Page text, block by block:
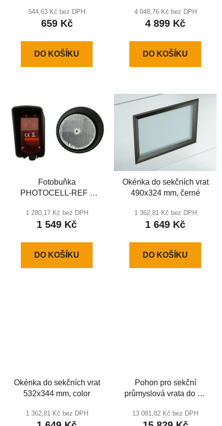
544,63 Kč bez DPH
659 Kč
DO KOŠÍKU
4 048,76 Kč bez DPH
4 899 Kč
DO KOŠÍKU
Fotobuňka
PHOTOCELL-REF s
1 280,17 Kč bez DPH
1 549 Kč
DO KOŠÍKU
Okénka do sekčních vrat
490x324 mm, černé
1 362,81 Kč bez DPH
1 649 Kč
DO KOŠÍKU
Okénka do sekčních vrat
532x344 mm, color
1 362,81 Kč bez DPH
Pohon pro sekční
průmyslová vrata do 25
IP54KIT
13 081,82 Kč bez DPH